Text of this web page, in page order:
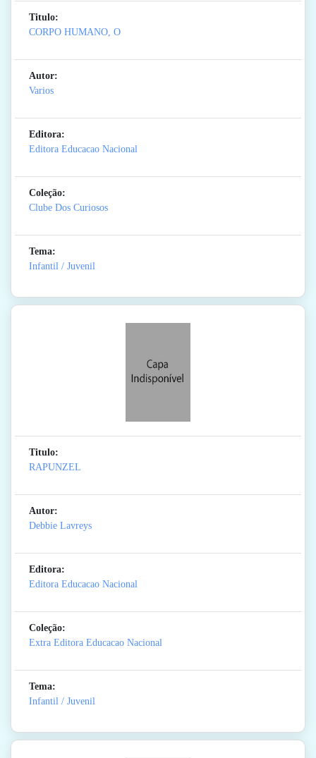
Titulo:
CORPO HUMANO, O
Autor:
Varios
Editora:
Editora Educacao Nacional
Coleção:
Clube Dos Curiosos
Tema:
Infantil / Juvenil
Titulo:
RAPUNZEL
Autor:
Debbie Lavreys
Editora:
Editora Educacao Nacional
Coleção:
Extra Editora Educacao Nacional
Tema:
Infantil / Juvenil